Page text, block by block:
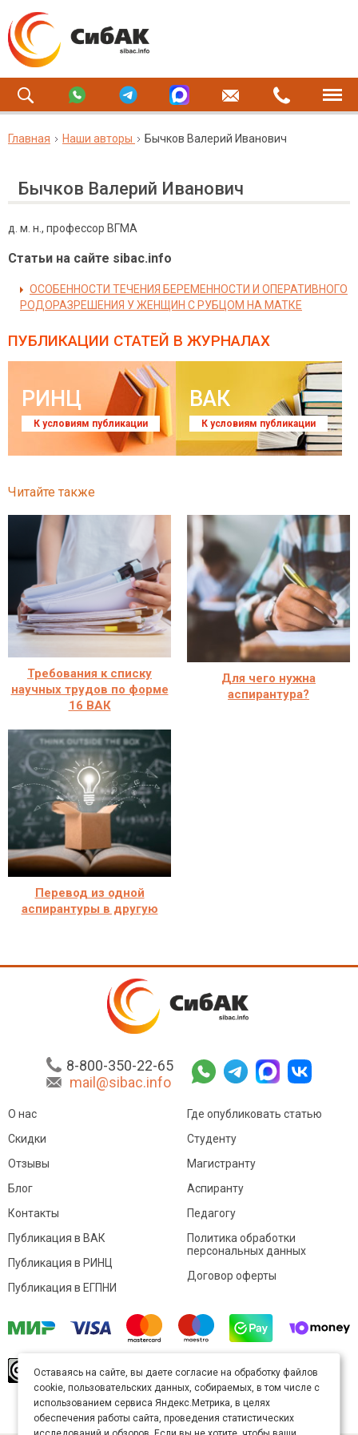
Главная Наши авторы Бычков Валерий Иванович
Бычков Валерий Иванович
д. м. н., профессор ВГМА
Статьи на сайте sibac.info
ОСОБЕННОСТИ ТЕЧЕНИЯ БЕРЕМЕННОСТИ И ОПЕРАТИВНОГО
РОДОРАЗРЕШЕНИЯ У ЖЕНЩИН С РУБЦОМ НА МАТКЕ
ПУБЛИКАЦИИ СТАТЕЙ В ЖУРНАЛАХ
РИНЦ
К условиям публикации
ВАК
К условиям публикации
Читайте также
Требования к списку
научных трудов по форме
16 ВАК
Для чего нужна
аспирантура?
Перевод из одной
аспирантуры в другую
8-800-350-22-65
mail@sibac.info
О нас
Скидки
Отзывы
Блог
Контакты
Где опубликовать статью
Студенту
Магистранту
Аспиранту
Педагогу
Публикация в ВАК
Публикация в РИНЦ
Публикация в ЕГПНИ
Политика обработки
персональных данных
Договор оферты
произведение доступно полицензии Creative
Commons «Attribution» («Атрибуция») 4.0
Непортированная.
Карта сайта
Оставаясь на сайте, вы даете согласие на обработку файлов
cookie, пользовательских данных, собираемых, в том числе с
использованием сервиса Яндекс.Метрика, в целях
обеспечения работы сайта, проведения статистических